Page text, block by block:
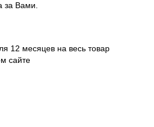
за Вами.
12 месяцев на весь товар
сайте